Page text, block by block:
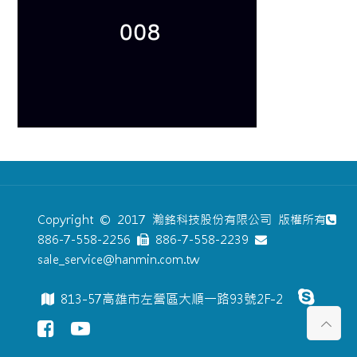
Copyright © 2017 瀚銘科技股份有限公司 版權所有
886-7-558-2256
886-7-558-2239
sale_service@hanmin.com.tw
813-57高雄市左營區大順一路93號2F-2